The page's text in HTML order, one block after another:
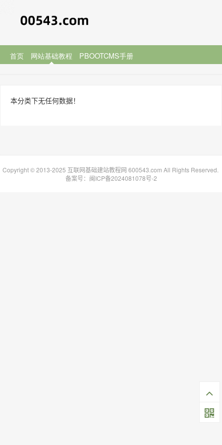
首页 网站基础教程 PBOOTCMS手册
本分类下无任何数据！
Copyright © 2013-2025 互联网基础建站教程网 600543.com All Rights Reserved.
备案号： 闽ICP备2024081078号-2